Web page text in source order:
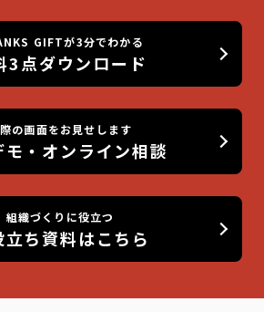
GIFTが3分でわかる
3点ダウンロード
の画面をお見せします
モ・オンライン相談
組織づくりに役立つ
立ち資料はこちら